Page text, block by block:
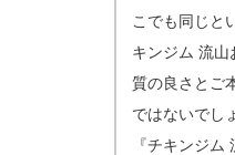
こでも同じと
キンジム 流山
質の良さとご
ではないでし
『チキンジム